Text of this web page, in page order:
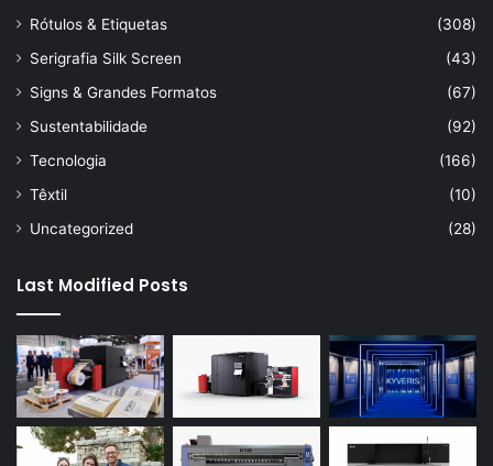
Rótulos & Etiquetas
(308)
Serigrafia Silk Screen
(43)
Signs & Grandes Formatos
(67)
Sustentabilidade
(92)
Tecnologia
(166)
Têxtil
(10)
Uncategorized
(28)
Last Modified Posts